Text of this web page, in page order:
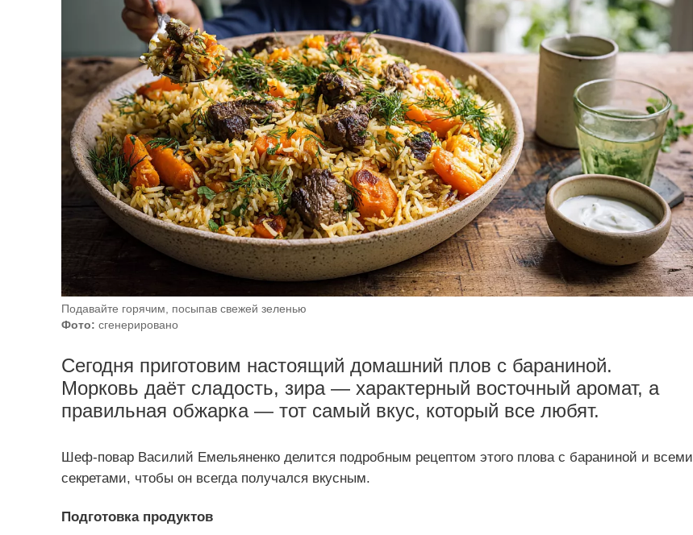
Подавайте горячим, посыпав свежей зеленью
Фото: сгенерировано
Сегодня приготовим настоящий домашний плов с бараниной.
Морковь даёт сладость, зира — характерный восточный аромат, а
правильная обжарка — тот самый вкус, который все любят.
Шеф-повар Василий Емельяненко делится подробным рецептом этого плова с бараниной и всеми
секретами, чтобы он всегда получался вкусным.
Подготовка продуктов